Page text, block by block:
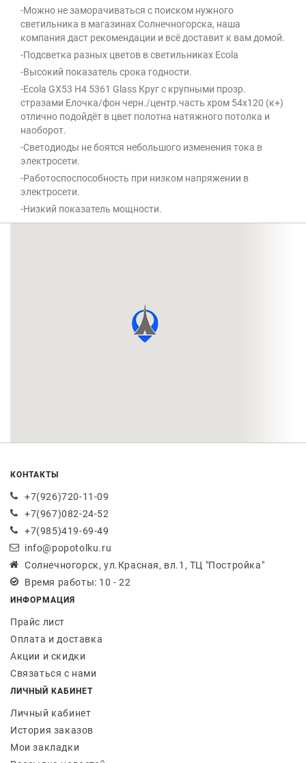
-Можно не заморачиваться с поиском нужного
светильника в магазинах Солнечногорска, наша
компания даст рекомендации и всё доставит к вам домой.
-Подсветка разных цветов в светильниках Ecola
-Высокий показатель срока годности.
-Ecola GX53 H4 5361 Glass Круг с крупными прозр.
стразами Елочка/фон черн./центр.часть хром 54x120 (к+)
отлично подойдёт в цвет полотна натяжного потолка и
наоборот.
-Светодиоды не боятся небольшого изменения тока в
электросети.
-Работоспоспособность при низком напряжении в
электросети.
-Низкий показатель мощности.
КОНТАКТЫ
+7(926)720-11-09
+7(967)082-24-52
+7(985)419-69-49
info@popotolku.ru
Солнечногорск, ул.Красная, вл.1, ТЦ "Постройка"
Время работы: 10 - 22
ИНФОРМАЦИЯ
Прайс лист
Оплата и доставка
Акции и скидки
Связаться с нами
ЛИЧНЫЙ КАБИНЕТ
Личный кабинет
История заказов
Мои закладки